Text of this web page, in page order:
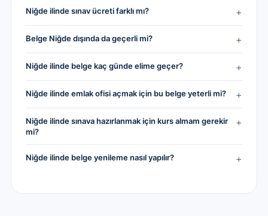
Niğde ilinde sınav ücreti farklı mı? +
Belge Niğde dışında da geçerli mi? +
Niğde ilinde belge kaç günde elime geçer? +
Niğde ilinde emlak ofisi açmak için bu belge yeterli mi? +
Niğde ilinde sınava hazırlanmak için kurs almam gerekir
mi?
+
Niğde ilinde belge yenileme nasıl yapılır? +